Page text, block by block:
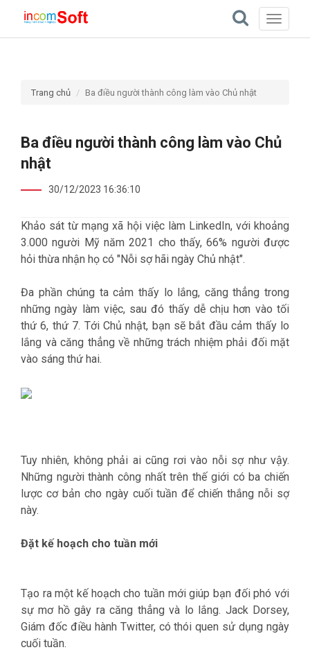
Toggle
Trang chủ Ba điều người thành công làm vào Chủ nhật
Ba điều người thành công làm vào Chủ
nhật
30/12/2023 16:36:10
Khảo sát từ mạng xã hội việc làm LinkedIn, với khoảng
3.000 người Mỹ năm 2021 cho thấy, 66% người được
hỏi thừa nhận họ có "Nỗi sợ hãi ngày Chủ nhật".
Đa phần chúng ta cảm thấy lo lắng, căng thẳng trong
những ngày làm việc, sau đó thấy dễ chịu hơn vào tối
thứ 6, thứ 7. Tới Chủ nhật, bạn sẽ bắt đầu cảm thấy lo
lắng và căng thẳng về những trách nhiệm phải đối mặt
vào sáng thứ hai.
Tuy nhiên, không phải ai cũng rơi vào nỗi sợ như vậy.
Những người thành công nhất trên thế giới có ba chiến
lược cơ bản cho ngày cuối tuần để chiến thắng nỗi sợ
này.
Đặt kế hoạch cho tuần mới
Tạo ra một kế hoạch cho tuần mới giúp bạn đối phó với
sự mơ hồ gây ra căng thẳng và lo lắng. Jack Dorsey,
Giám đốc điều hành Twitter, có thói quen sử dụng ngày
cuối tuần.